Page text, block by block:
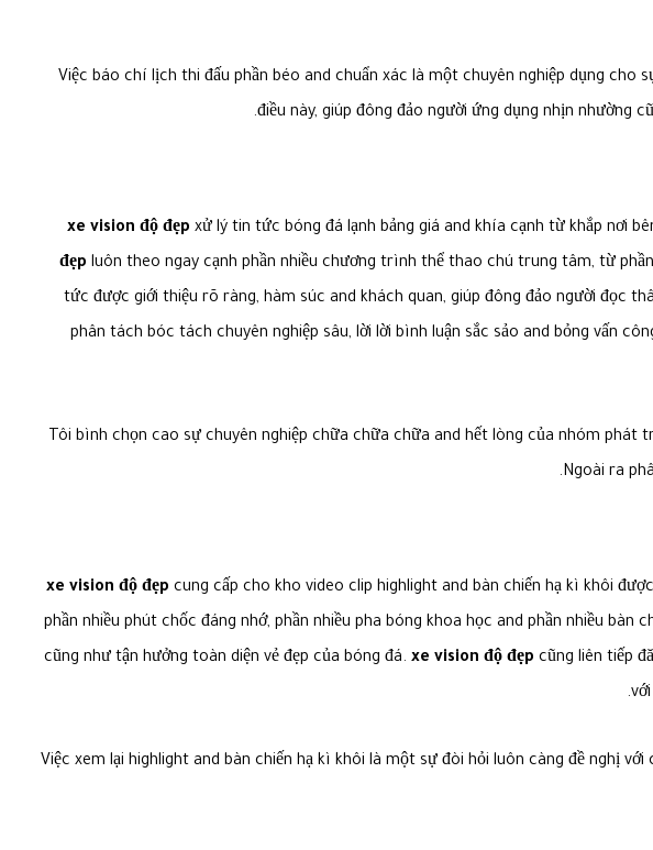
Việc báo chí lịch thi đấu phần béo and chuẩn xác là một chuyên nghiệp dụng
điều này, giúp đông đảo người ứng dụng nhịn nhường
xe vision độ đẹp xử lý tin tức bóng đá lạnh bảng giá and khía cạnh từ khắp nơi
đẹp luôn theo ngay cạnh phần nhiều chương trình thể thao chú trung tâm, từ
tức được giới thiệu rõ ràng, hàm súc and khách quan, giúp đông đảo người đọc
phân tách bóc tách chuyên nghiệp sâu, lời lời bình luận sắc sảo and bỏng vấn
Tôi bình chọn cao sự chuyên nghiệp chữa chữa chữa and hết lòng của nhóm phát
Ngoài ra
xe vision độ đẹp cung cấp cho kho video clip highlight and bàn chiến hạ kì khôi
phần nhiều phút chốc đáng nhớ, phần nhiều pha bóng khoa học and phần nhiều
cũng như tận hưởng toàn diện vẻ đẹp của bóng đá.xe vision độ đẹp cũng liên tiếp
Việc xem lại highlight and bàn chiến hạ kì khôi là một sự đòi hỏi luôn càng đề nghị